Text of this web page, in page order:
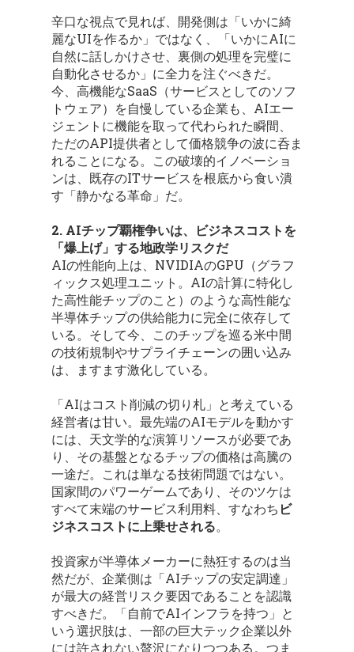
辛口な視点で見れば、開発側は「いかに綺
麗なUIを作るか」ではなく、「いかにAIに
自然に話しかけさせ、裏側の処理を完璧に
自動化させるか」に全力を注ぐべきだ。
今、高機能なSaaS（サービスとしてのソフ
トウェア）を自慢している企業も、AIエー
ジェントに機能を取って代わられた瞬間、
ただのAPI提供者として価格競争の波に呑ま
れることになる。この破壊的イノベーショ
ンは、既存のITサービスを根底から食い潰
す「静かなる革命」だ。
2. AIチップ覇権争いは、ビジネスコストを
「爆上げ」する地政学リスクだ
AIの性能向上は、NVIDIAのGPU（グラフ
ィックス処理ユニット。AIの計算に特化し
た高性能チップのこと）のような高性能な
半導体チップの供給能力に完全に依存して
いる。そして今、このチップを巡る米中間
の技術規制やサプライチェーンの囲い込み
は、ますます激化している。
「AIはコスト削減の切り札」と考えている
経営者は甘い。最先端のAIモデルを動かす
には、天文学的な演算リソースが必要であ
り、その基盤となるチップの価格は高騰の
一途だ。これは単なる技術問題ではない。
国家間のパワーゲームであり、そのツケは
すべて末端のサービス利用料、すなわち ビ
ジネスコストに上乗せされる。
投資家が半導体メーカーに熱狂するのは当
然だが、企業側は「AIチップの安定調達」
が最大の経営リスク要因であることを認識
すべきだ。「自前でAIインフラを持つ」と
いう選択肢は、一部の巨大テック企業以外
には許されない贅沢になりつつある。つま